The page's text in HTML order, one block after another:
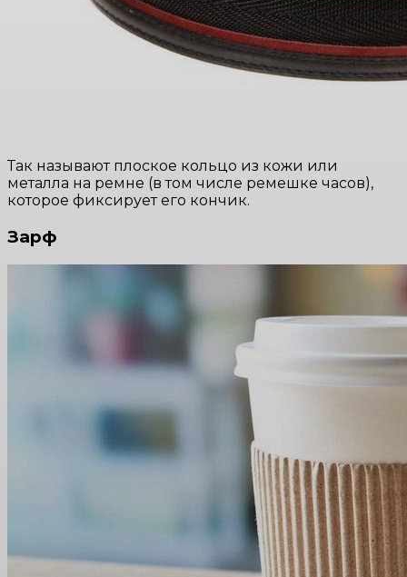
Так называют плоское кольцо из кожи или
металла на ремне (в том числе ремешке часов),
которое фиксирует его кончик.
Зарф